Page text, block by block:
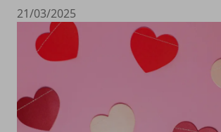
21/03/2025